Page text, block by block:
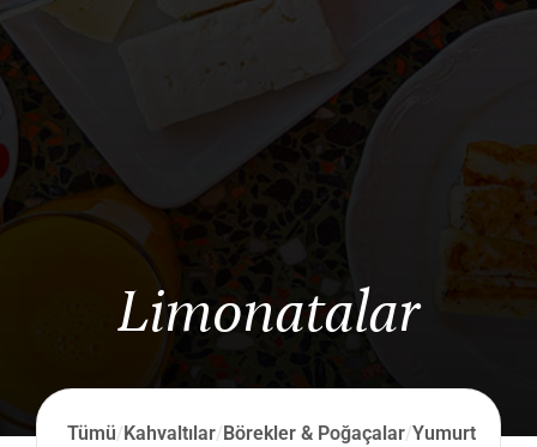
Limonatalar
Tümü/Kahvaltılar/Börekler & Poğaçalar/Yumurtalar/